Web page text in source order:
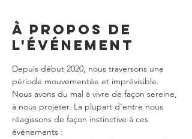
À propos de
l'événement
Depuis début 2020, nous traversons une
période mouvementée et imprévisible.
Nous avons du mal à vivre de façon sereine,
à nous projeter. La plupart d'entre nous
réagissons de façon instinctive à ces
événements :